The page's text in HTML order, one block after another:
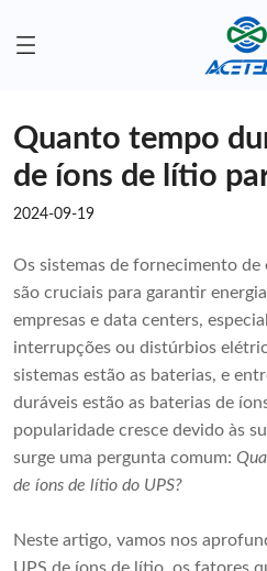
Quanto tempo
de íons de lítio
2024-09-19
Os sistemas de fornecimento
são cruciais para garantir
empresas e data centers,
interrupções ou distúrbios
sistemas estão as baterias, e
duráveis ​​estão as baterias de
popularidade cresce devido às
surge uma pergunta comum:
de íons de lítio do UPS?
Neste artigo, vamos nos